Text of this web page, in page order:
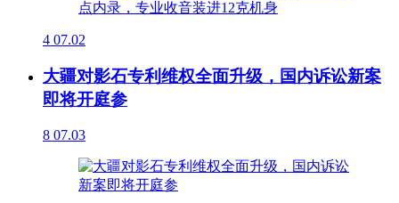
4 07.02
大疆对影石专利维权全面升级，国内诉讼新案
即将开庭参
8 07.03